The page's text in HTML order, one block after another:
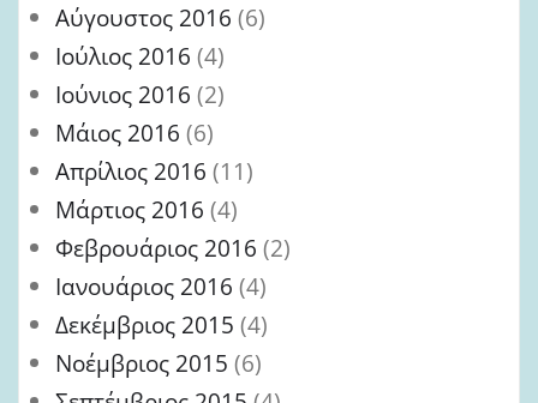
Αύγουστος 2016 (6)
Ιούλιος 2016 (4)
Ιούνιος 2016 (2)
Μάιος 2016 (6)
Απρίλιος 2016 (11)
Μάρτιος 2016 (4)
Φεβρουάριος 2016 (2)
Ιανουάριος 2016 (4)
Δεκέμβριος 2015 (4)
Νοέμβριος 2015 (6)